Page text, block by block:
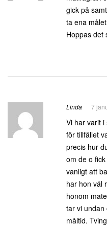
gick på
ta ena
Hoppas det
Linda 7
Vi har varit
för tillfället
precis hur
om de o
vanligt att
har hon väl
honom
tar vi undan
måltid.